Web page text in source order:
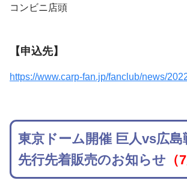
コンビニ店頭
【申込先】
https://www.carp-fan.jp/fanclub/news/
東京ドーム開催 巨人vs広島
先行先着販売のお知らせ （